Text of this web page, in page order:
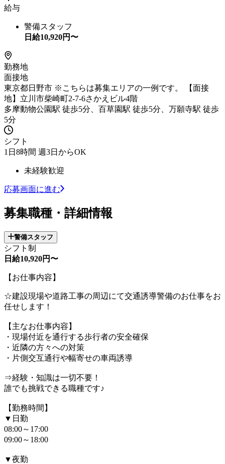
給与
警備スタッフ
日給10,920円〜
勤務地
面接地
東京都日野市 ※こちらは募集エリアの一例です。 【面接
地】立川市柴崎町2-7-6さかえビル4階
多摩動物公園駅 徒歩5分、百草園駅 徒歩5分、万願寺駅 徒歩
5分
シフト
1日8時間 週3日からOK
未経験歓迎
応募画面に進む
募集職種・詳細情報
警備スタッフ
シフト制
日給10,920円〜
【お仕事内容】
☆建設現場や道路工事の周辺にて交通誘導警備のお仕事をお
任せします！
【主なお仕事内容】
・現場付近を通行する歩行者の安全確保
・近隣の方々への対策
・片側交互通行や幅寄せの車両誘導
⇒経験・知識は一切不要！
誰でも挑戦できる職種です♪
【勤務時間】
▼日勤
08:00～17:00
09:00～18:00
▼夜勤